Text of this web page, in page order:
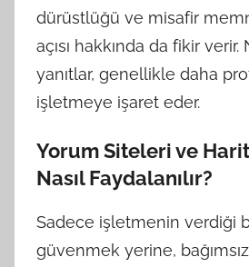
dürüstlüğü ve misafir
açısı hakkında da fikir verir.
yanıtlar, genellikle daha
işletmeye işaret eder.
Yorum Siteleri ve
Nasıl Faydalanılır?
Sadece işletmenin verdiği
güvenmek yerine,